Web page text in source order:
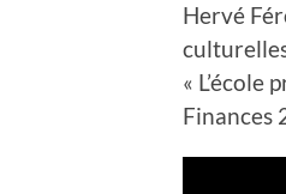
Hervé
« L’école
Finances